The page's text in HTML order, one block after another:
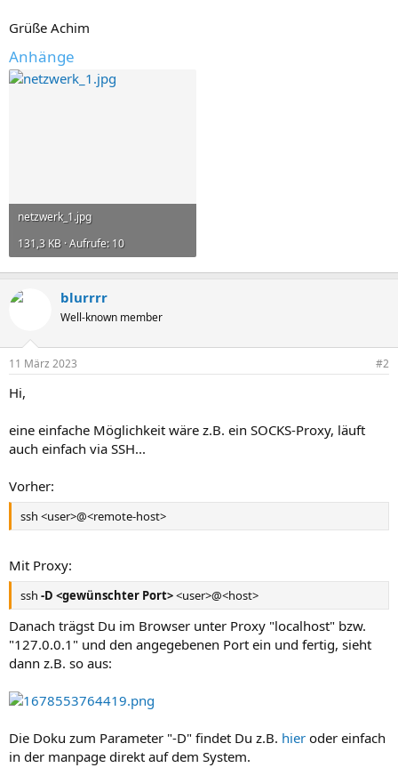
Grüße Achim
Anhänge
netzwerk_1.jpg
131,3 KB · Aufrufe: 10
blurrrr
Well-known member
11 März 2023 #2
Hi,
eine einfache Möglichkeit wäre z.B. ein SOCKS-Proxy, läuft
auch einfach via SSH...
Vorher:
ssh <user>@<remote-host>
Mit Proxy:
ssh -D <gewünschter Port><user>@<host>
Danach trägst Du im Browser unter Proxy "localhost" bzw.
"127.0.0.1" und den angegebenen Port ein und fertig, sieht
dann z.B. so aus:
Die Doku zum Parameter "-D" findet Du z.B. hier oder einfach
in der manpage direkt auf dem System.